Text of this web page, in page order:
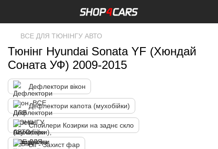
ВСЕ ДЛЯ ТЮНІНГУ АВТО
Тюнінг Hyundai Sonata YF (Хюндай
Соната УФ) 2009-2015
Дефлектори вікон
Дефлектори капота (мухобійки)
Спойлери Козирки на заднє скло
Вії - Захист фар